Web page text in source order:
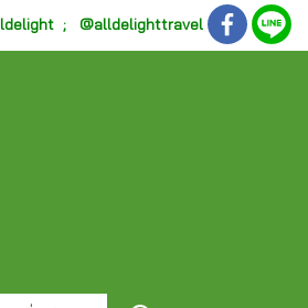
; @alldelighttravel